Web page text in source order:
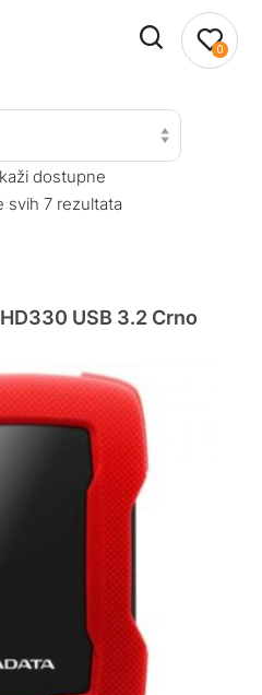
0
dostupne
svih 7 rezultata
USB 3.2 Crno